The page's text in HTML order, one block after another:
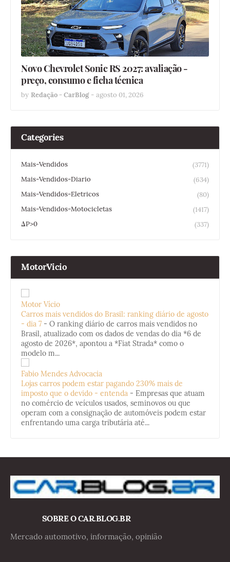
Novo Chevrolet Sonic RS 2027: avaliação -
preço, consumo e ficha técnica
by Redação - CarBlog - agosto 01, 2026
Categories
Mais-Vendidos
(3771)
Mais-Vendidos-Diario
(634)
Mais-Vendidos-Eletricos
(80)
Mais-Vendidos-Motocicletas
(1417)
ΔP>0
(337)
MotorVicio
Motor Vício
Carros mais vendidos do Brasil: ranking diário de agosto
- dia 7 - O ranking diário de carros mais vendidos no
Brasil, atualizado com os dados de vendas do dia *6 de
agosto de 2026*, apontou a *Fiat Strada* como o
modelo m...
Fabio Mendes Advocacia
Lojas carros podem estar pagando 230% mais de
imposto que o devido - entenda - Empresas que atuam
no comércio de veículos usados, seminovos ou que
operam com a consignação de automóveis podem estar
enfrentando uma carga tributária até...
SOBRE O CAR.BLOG.BR
Mercado automotivo, informação, opinião